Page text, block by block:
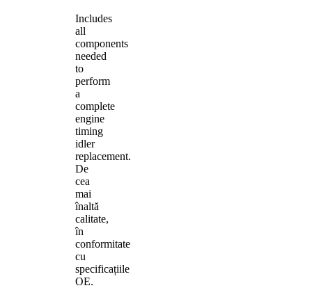
Includes
all
components
needed
to
perform
a
complete
engine
timing
idler
replacement.
De
cea
mai
înaltă
calitate,
în
conformitate
cu
specificațiile
OE.